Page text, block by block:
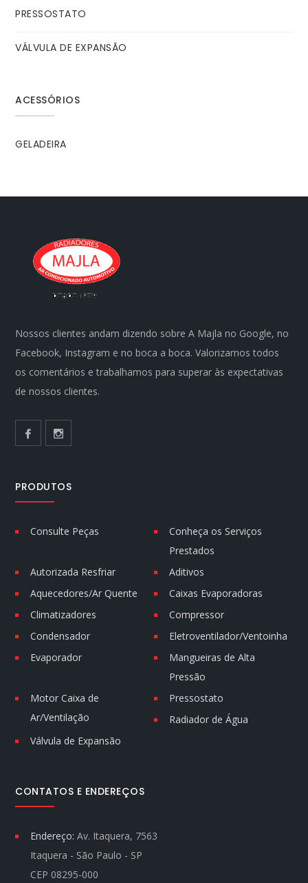
PRESSOSTATO
VÁLVULA DE EXPANSÃO
ACESSÓRIOS
GELADEIRA
Nossos clientes andam dizendo sobre A Majla no Google, no
Facebook, Instagram e no boca a boca. Valorizamos todos
os comentários e trabalhamos para superar às expectativas
de nossos clientes.
PRODUTOS
Consulte Peças
Conheça os Serviços
Prestados
Autorizada Resfriar
Aditivos
Aquecedores/Ar Quente
Caixas Evaporadoras
Climatizadores
Compressor
Condensador
Eletroventilador/Ventoinha
Evaporador
Mangueiras de Alta
Pressão
Motor Caixa de
Ar/Ventilação
Pressostato
Radiador de Água
Válvula de Expansão
CONTATOS E ENDEREÇOS
Endereço: Av. Itaquera, 7563
Itaquera - São Paulo - SP
CEP 08295-000